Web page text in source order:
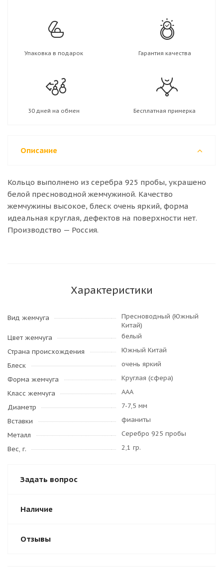
Упаковка в подарок Гарантия качества
30 дней на обмен Бесплатная примерка
Описание
Кольцо выполнено из серебра 925 пробы, украшено
белой пресноводной жемчужиной. Качество
жемчужины высокое, блеск очень яркий, форма
идеальная круглая, дефектов на поверхности нет.
Производство — Россия.
Характеристики
Вид жемчуга
Пресноводный (Южный
Китай)
Цвет жемчуга
белый
Страна происхождения
Южный Китай
Блеск
очень яркий
Форма жемчуга
Круглая (сфера)
Класс жемчуга
AAA
Диаметр
7-7,5 мм
Вставки
фианиты
Металл
Серебро 925 пробы
Вес, г.
2,1 гр.
Задать вопрос
Наличие
Отзывы